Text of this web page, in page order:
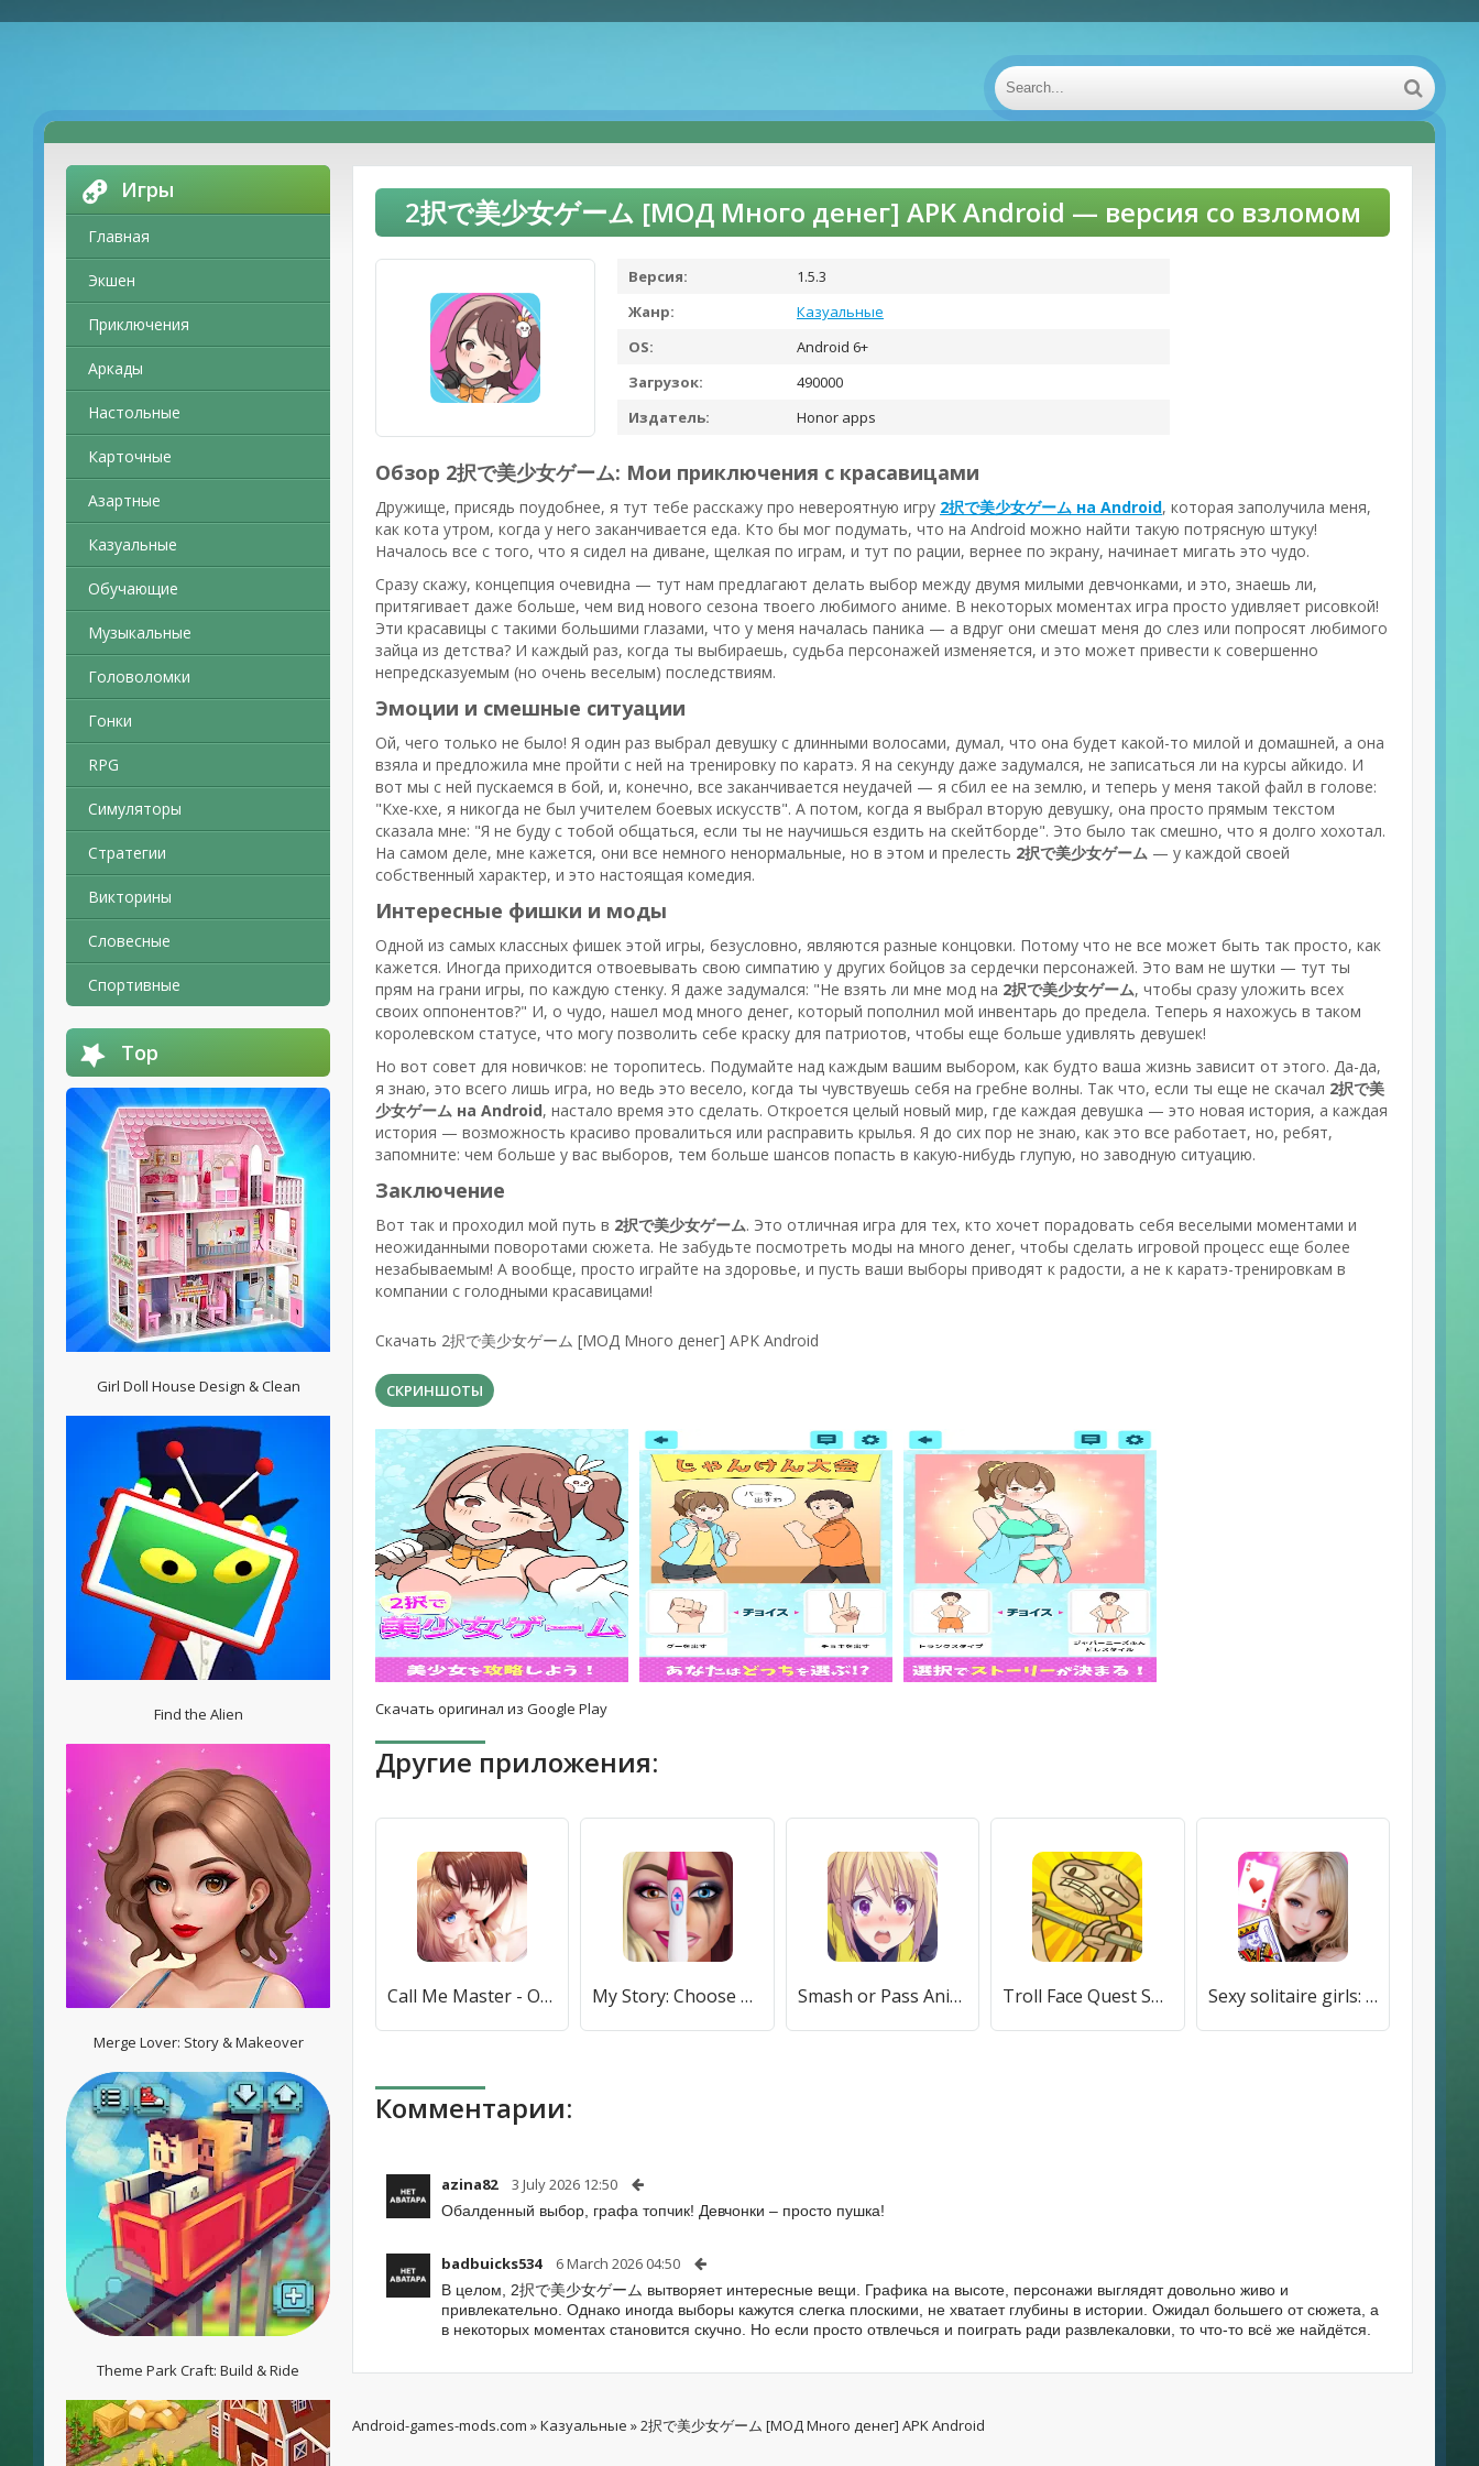
Игры
Главная
Экшен
Приключения
Аркады
Настольные
Карточные
Азартные
Казуальные
Обучающие
Музыкальные
Головоломки
Гонки
RPG
Симуляторы
Стратегии
Викторины
Словесные
Спортивные
Top
Girl Doll House Design & Clean
Find the Alien
Merge Lover: Story & Makeover
Theme Park Craft: Build & Ride
2択で美少女ゲーム [МОД Много денег] APK Android — версия со взломом
Версия:
1.5.3
Жанр:
Казуальные
OS:
Android 6+
Загрузок:
490000
Издатель:
Honor apps
Обзор 2択で美少女ゲーム: Мои приключения с красавицами
Дружище, присядь поудобнее, я тут тебе расскажу про невероятную игру 2択で美少女ゲーム на Android, которая заполучила меня,
как кота утром, когда у него заканчивается еда. Кто бы мог подумать, что на Android можно найти такую потрясную штуку!
Началось все с того, что я сидел на диване, щелкая по играм, и тут по рации, вернее по экрану, начинает мигать это чудо.
Сразу скажу, концепция очевидна — тут нам предлагают делать выбор между двумя милыми девчонками, и это, знаешь ли,
притягивает даже больше, чем вид нового сезона твоего любимого аниме. В некоторых моментах игра просто удивляет рисовкой!
Эти красавицы с такими большими глазами, что у меня началась паника — а вдруг они смешат меня до слез или попросят любимого
зайца из детства? И каждый раз, когда ты выбираешь, судьба персонажей изменяется, и это может привести к совершенно
непредсказуемым (но очень веселым) последствиям.
Эмоции и смешные ситуации
Ой, чего только не было! Я один раз выбрал девушку с длинными волосами, думал, что она будет какой-то милой и домашней, а она
взяла и предложила мне пройти с ней на тренировку по каратэ. Я на секунду даже задумался, не записаться ли на курсы айкидо. И
вот мы с ней пускаемся в бой, и, конечно, все заканчивается неудачей — я сбил ее на землю, и теперь у меня такой файл в голове:
"Кхе-кхе, я никогда не был учителем боевых искусств". А потом, когда я выбрал вторую девушку, она просто прямым текстом
сказала мне: "Я не буду с тобой общаться, если ты не научишься ездить на скейтборде". Это было так смешно, что я долго хохотал.
На самом деле, мне кажется, они все немного ненормальные, но в этом и прелесть 2択で美少女ゲーム — у каждой своей
собственный характер, и это настоящая комедия.
Интересные фишки и моды
Одной из самых классных фишек этой игры, безусловно, являются разные концовки. Потому что не все может быть так просто, как
кажется. Иногда приходится отвоевывать свою симпатию у других бойцов за сердечки персонажей. Это вам не шутки — тут ты
прям на грани игры, по каждую стенку. Я даже задумался: "Не взять ли мне мод на 2択で美少女ゲーム, чтобы сразу уложить всех
своих оппонентов?" И, о чудо, нашел мод много денег, который пополнил мой инвентарь до предела. Теперь я нахожусь в таком
королевском статусе, что могу позволить себе краску для патриотов, чтобы еще больше удивлять девушек!
Но вот совет для новичков: не торопитесь. Подумайте над каждым вашим выбором, как будто ваша жизнь зависит от этого. Да-да,
я знаю, это всего лишь игра, но ведь это весело, когда ты чувствуешь себя на гребне волны. Так что, если ты еще не скачал 2択で美
少女ゲーム на Android, настало время это сделать. Откроется целый новый мир, где каждая девушка — это новая история, а каждая
история — возможность красиво провалиться или расправить крылья. Я до сих пор не знаю, как это все работает, но, ребят,
запомните: чем больше у вас выборов, тем больше шансов попасть в какую-нибудь глупую, но заводную ситуацию.
Заключение
Вот так и проходил мой путь в 2択で美少女ゲーム. Это отличная игра для тех, кто хочет порадовать себя веселыми моментами и
неожиданными поворотами сюжета. Не забудьте посмотреть моды на много денег, чтобы сделать игровой процесс еще более
незабываемым! А вообще, просто играйте на здоровье, и пусть ваши выборы приводят к радости, а не к каратэ-тренировкам в
компании с голодными красавицами!
Скачать 2択で美少女ゲーム [МОД Много денег] APK Android
СКРИНШОТЫ
Скачать оригинал из Google Play
Другие приложения:
Call Me Master - Otome Game (Колл Ми Мастер) [МОД Premium] APK Android My Story: Choose Your Own Path (Мой история) [МОД Premium] APK Android Smash or Pass Anime Game [МОД Меню] APK Android Troll Face Quest Sports Puzzle (Тролль Фейс Квест Спортс пазл) [МОД Бесконечные монеты] APK Android Sexy solitaire girls: ani card (Сэкси солитер девушки) [МОД Premium] APK Android
Комментарии:
azina82 3 July 2026 12:50
Обалденный выбор, графа топчик! Девчонки – просто пушка!
badbuicks534 6 March 2026 04:50
В целом, 2択で美少女ゲーム вытворяет интересные вещи. Графика на высоте, персонажи выглядят довольно живо и
привлекательно. Однако иногда выборы кажутся слегка плоскими, не хватает глубины в истории. Ожидал большего от сюжета, а
в некоторых моментах становится скучно. Но если просто отвлечься и поиграть ради развлекаловки, то что-то всё же найдётся.
Android-games-mods.com »Казуальные » 2択で美少女ゲーム [МОД Много денег] APK Android